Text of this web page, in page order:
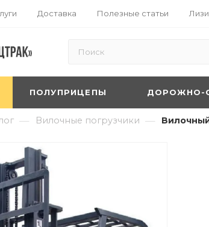
Доставка Полезные статьи
ПОЛУПРИЦЕПЫ ДОРОЖНО-
— Вилочные погрузчики —